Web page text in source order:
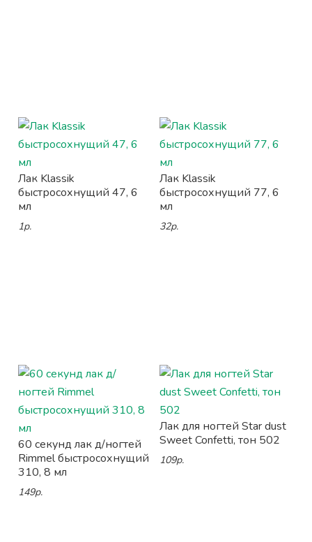
Лак Klassik
быстросохнущий 47, 6
мл
1р.
Лак Klassik
быстросохнущий 77, 6
мл
32р.
60 секунд лак д/ногтей
Rimmel быстросохнущий
310, 8 мл
149р.
Лак для ногтей Star dust
Sweet Confetti, тон 502
109р.